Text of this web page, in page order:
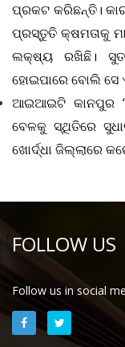
ପ୍ରକଟ କରିଛନ୍ତି।
ପ୍ରସ୍ତୁତି କ୍ଷମତାକୁ
ଲକ୍ଷ୍ୟ ରଖିଛି।
ହୋଇପାରେ ବୋଲି ସେ
ଆଇଆଇଟି କାନପୁର
ବେଳକୁ ସ୍ଥିତିରେ
ଖୋର୍ଦ୍ଧା ଜିଲ୍ଲାରେ
FOLLOW US
Follow us in social